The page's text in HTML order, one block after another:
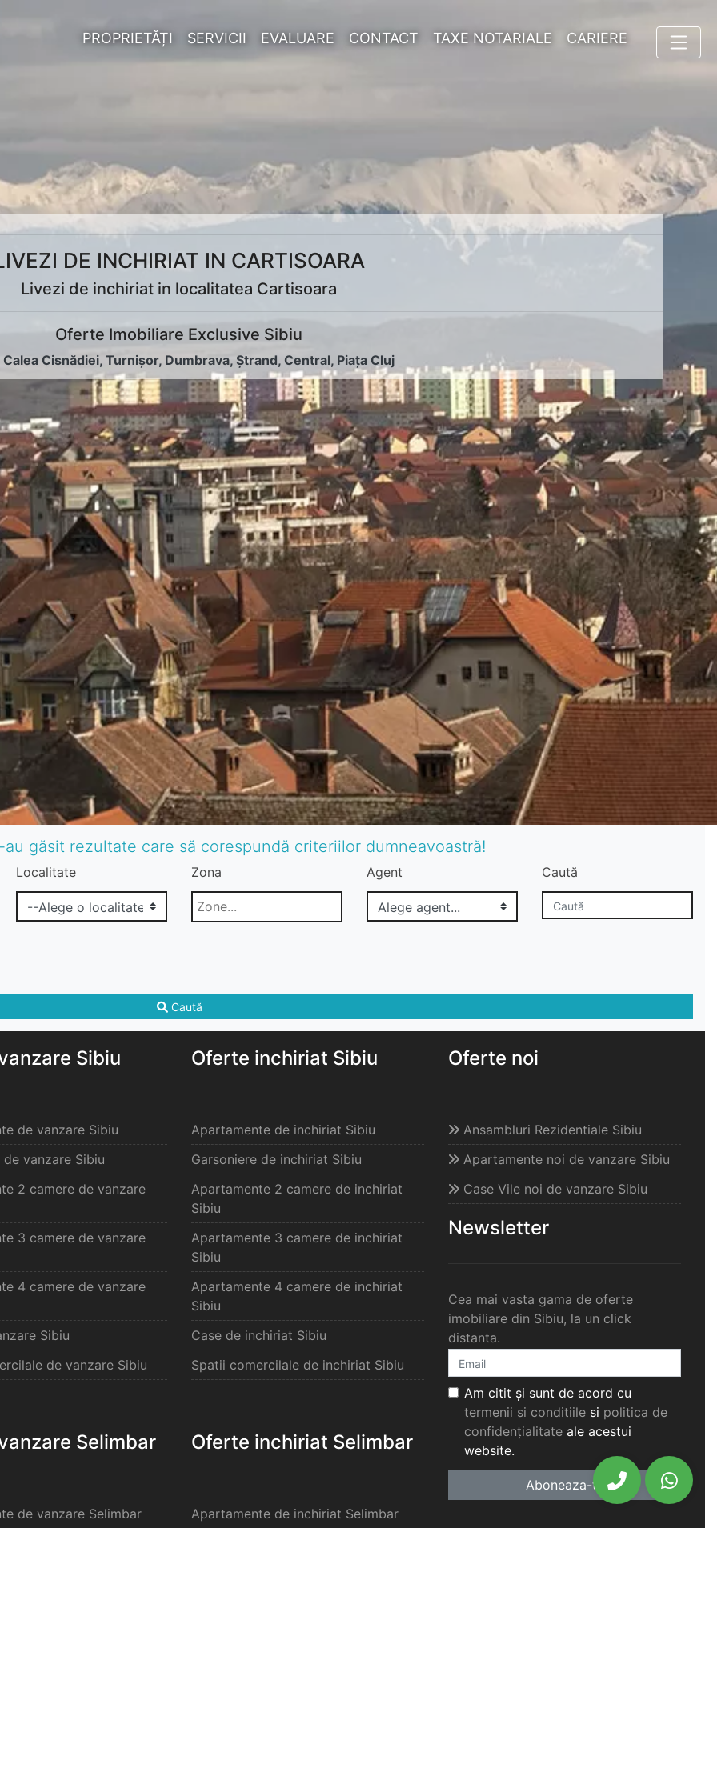
PROPRIETĂȚI SERVICII EVALUARE CONTACT TAXE NOTARIALE CARIERE
DE INCHIRIAT IN CARTISOARA
Livezi de inchiriat in localitatea Cartisoara
Oferte Imobiliare Exclusive Sibiu
Calea Cisnădiei,Turnișor, Dumbrava,Ștrand,Central, Piața Cluj
găsit rezultate care să corespundă criteriilor dumneavoastră!
Localitate Zona Agent Caută
Caută
Sibiu
de vanzare Sibiu
de vanzare Sibiu
2 camere de vanzare
3 camere de vanzare
4 camere de vanzare
Sibiu
de vanzare Sibiu
Selimbar
de vanzare Selimbar
Oferte inchiriat Sibiu
Apartamente de inchiriat Sibiu
Garsoniere de inchiriat Sibiu
Apartamente 2 camere de inchiriat
Sibiu
Apartamente 3 camere de inchiriat
Sibiu
Apartamente 4 camere de inchiriat
Sibiu
Case de inchiriat Sibiu
Spatii comercilale de inchiriat Sibiu
Oferte inchiriat Selimbar
Apartamente de inchiriat Selimbar
Oferte noi
Ansambluri Rezidentiale Sibiu
Apartamente noi de vanzare Sibiu
Case Vile noi de vanzare Sibiu
Newsletter
Cea mai vasta gama de oferte
imobiliare din Sibiu, la un click
distanta.
Am citit și sunt de acord cu
termenii si conditiile si politica de
confidențialitate ale acestui
website.
Aboneaza-te